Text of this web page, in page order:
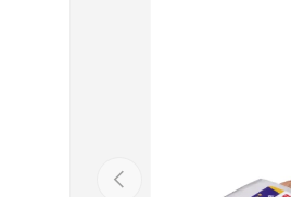
Indietro